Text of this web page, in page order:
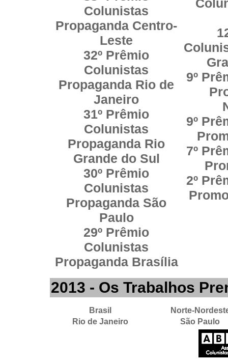
Colunistas
Propaganda Centro-
Leste
32º Prêmio
Colunistas
Propaganda Rio de
Janeiro
31º Prêmio
Colunistas
Propaganda Rio
Grande do Sul
30º Prêmio
Colunistas
Propaganda São
Paulo
29º Prêmio
Colunistas
Propaganda Brasília
9º
9º
7º
2º
2013 - Os Trabalhos
Brasil
Norte-
Rio de Janeiro
São Paulo